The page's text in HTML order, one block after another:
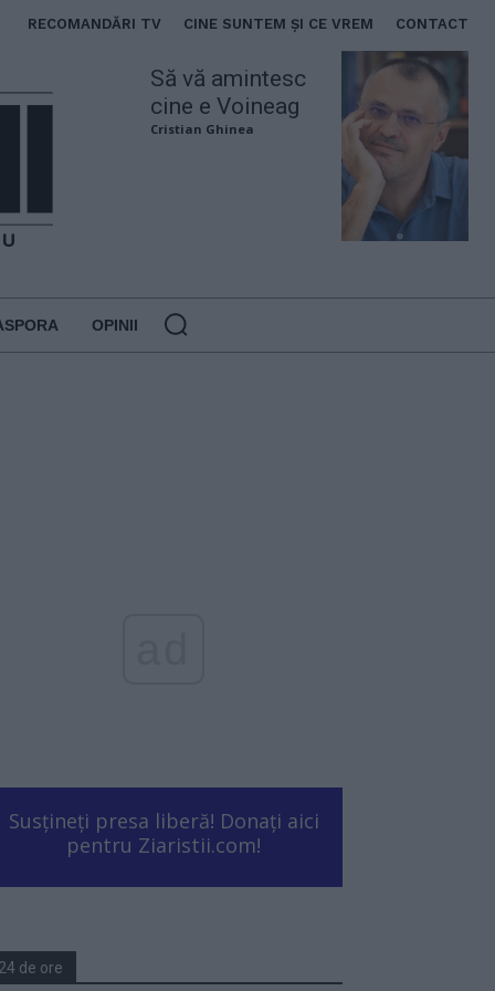
RECOMANDĂRI TV CINE SUNTEM ȘI CE VREM CONTACT
Să vă amintesc
cine e Voineag
Cristian Ghinea
OPINII
Susțineți presa liberă! Donați aici
pentru Ziaristii.com!
24 de ore